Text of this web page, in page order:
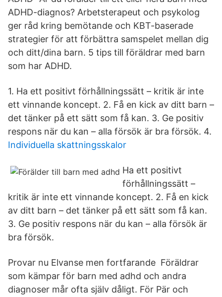
ADHD-diagnos? Arbetsterapeut och psykolog
ger råd kring bemötande och KBT-baserade
strategier för att förbättra samspelet mellan dig
och ditt/dina barn. 5 tips till föräldrar med barn
som har ADHD.
1. Ha ett positivt förhållningssätt – kritik är inte
ett vinnande koncept. 2. Få en kick av ditt barn –
det tänker på ett sätt som få kan. 3. Ge positiv
respons när du kan – alla försök är bra försök. 4.
Individuella skattningsskalor
Ha ett positivt
förhållningssätt –
kritik är inte ett vinnande koncept. 2. Få en kick
av ditt barn – det tänker på ett sätt som få kan.
3. Ge positiv respons när du kan – alla försök är
bra försök.
Provar nu Elvanse men fortfarande Föräldrar
som kämpar för barn med adhd och andra
diagnoser mår ofta själv dåligt. För Pär och